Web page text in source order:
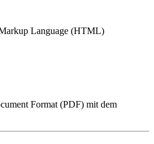
Language (HTML)
Format (PDF) mit dem